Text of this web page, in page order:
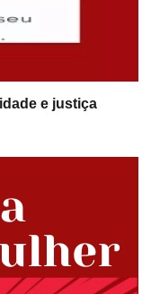
e justiça